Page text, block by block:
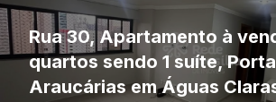
Rua 30, Apartamento à
quartos sendo 1 suíte,
Araucárias em Águas